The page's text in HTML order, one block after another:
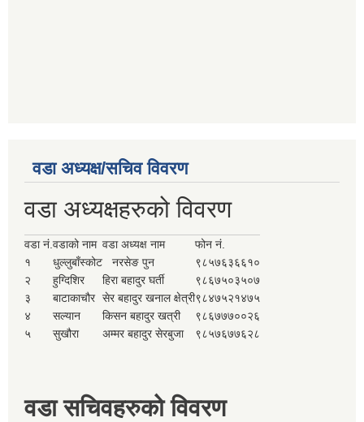
वडा अध्यक्ष/सचिव विवरण
वडा अध्यक्षहरुको विवरण
वडा नं. वडाको नाम वडा अध्यक्ष नाम
फोन नं.
१
धुल्लुबाँस्कोट नरसेङ पुन
९८५७६३६६१०
२
हुग्दिशिर हिरा बहादुर घर्ती
९८६७५०३५०७
३
बाटाकाचौर सेर बहादुर खनाल क्षेत्री९८४७५२१४७५
४
सल्यान किसन बहादुर खत्री
९८६७७७००२६
५
सुखौरा अम्मर बहादुर सेरबुजा ९८५७६७७६२८
वडा सचिवहरुको विवरण